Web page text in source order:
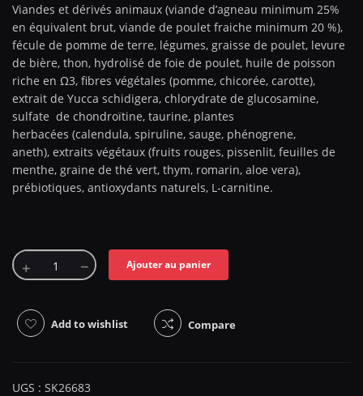
Viandes et dérivés animaux (viande d’agneau minimum 25%
en équivalent brut, viande de poulet fraiche minimum 20 %),
fécule de pomme de terre, légumes, graisse de poulet, levure
de bière, thon, hydrolisé de foie de poulet, huile de poisson
riche en Ω3, fibres végétales (pomme, chicorée, carotte),
extrait de Yucca schidigera, chlorydrate de glucosamine,
sulfate de chondroïtine, taurine, plantes
herbacées (calendula, spiruline, sauge, phénogrene,
aneth), extraits végétaux (fruits rouges, pissenlit, feuilles de
menthe, graine de thé vert, thym, romarin, aloe vera),
prébiotiques, antioxydants naturels, L-carnitine.
Ajouter au panier
Add to wishlist Compare
UGS : SK26683